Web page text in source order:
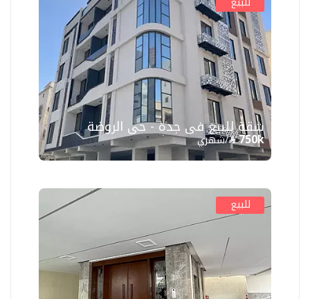
750k /شهري
شقة للبيع في جدة - حي الروضة
للبيع